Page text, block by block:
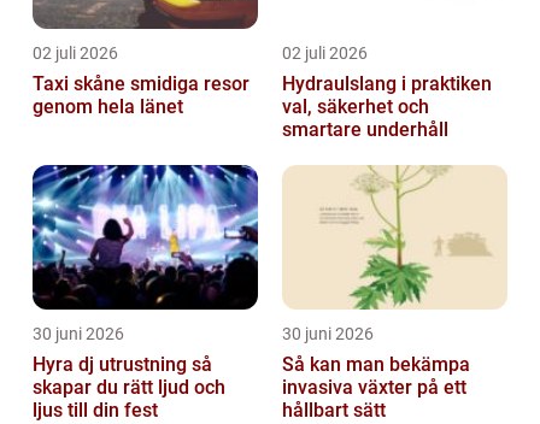
02 juli 2026
Taxi skåne smidiga resor
genom hela länet
02 juli 2026
Hydraulslang i praktiken
val, säkerhet och
smartare underhåll
30 juni 2026
Hyra dj utrustning så
skapar du rätt ljud och
ljus till din fest
30 juni 2026
Så kan man bekämpa
invasiva växter på ett
hållbart sätt